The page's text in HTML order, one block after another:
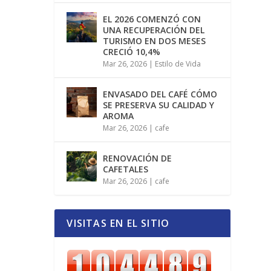
EL 2026 COMENZÓ CON
UNA RECUPERACIÓN DEL
TURISMO EN DOS MESES
CRECIÓ 10,4%
Mar 26, 2026 | Estilo de Vida
ENVASADO DEL CAFÉ CÓMO
SE PRESERVA SU CALIDAD Y
AROMA
Mar 26, 2026 | cafe
RENOVACIÓN DE
CAFETALES
Mar 26, 2026 | cafe
VISITAS EN EL SITIO